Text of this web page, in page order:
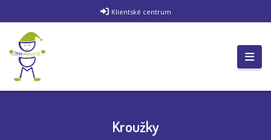
Klientské centrum
Kroužky